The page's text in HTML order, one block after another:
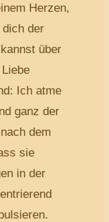
Herzen,
der
über
Ich atme
ganz der
dem
sie
in der